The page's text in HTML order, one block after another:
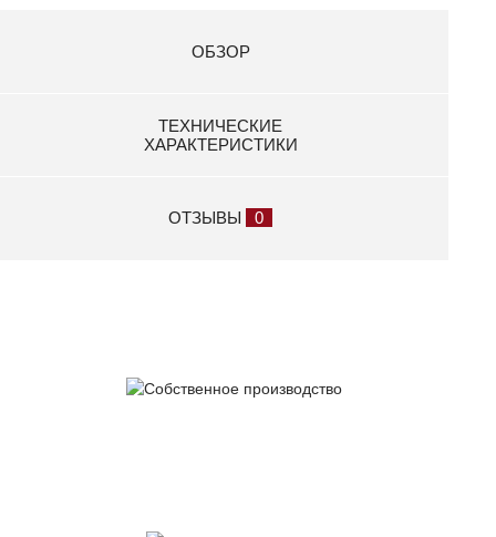
Колесо опорное 300.60 МЗСА 2720.0004
1 380 р.
Накладка фанерная 9 мм на алюминиевый задний
ОБЗОР
ТЕХНИЧЕСКИЕ
ХАРАКТЕРИСТИКИ
ОТЗЫВЫ 0